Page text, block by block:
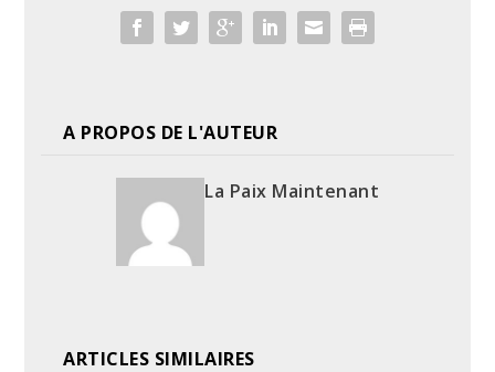
A PROPOS DE L'AUTEUR
La Paix Maintenant
ARTICLES SIMILAIRES